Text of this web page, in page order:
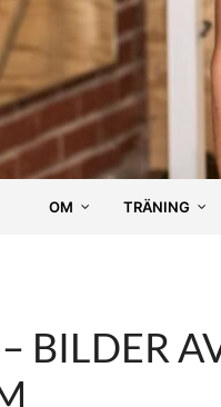
OM TRÄNING
BILDER